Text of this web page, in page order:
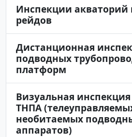
Инспекции акваторий
рейдов
Дистанционная
подводных
платформ
Визуальная
ТНПА
необитаемых
аппаратов)